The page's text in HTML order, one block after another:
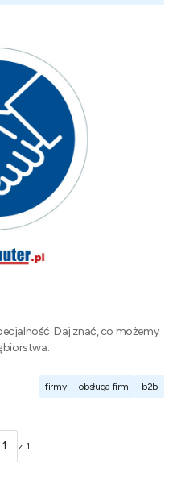
Daj znać, co możemy
firmy obsługa firm b2b
z 1